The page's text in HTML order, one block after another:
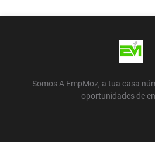
Somos A EmpMoz, a tua casa
oportunidades de